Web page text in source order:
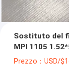
Sostituto del
MPI 1105
doppio 160g
Prezzo：USD/